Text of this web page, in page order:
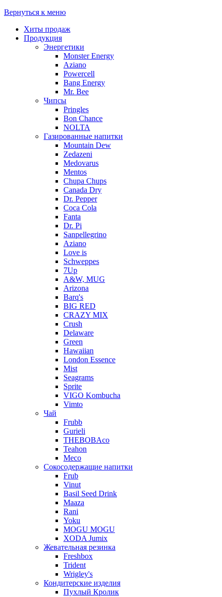
Вернуться к меню
Хиты продаж
Продукция
Энергетики
Monster Energy
Aziano
Powercell
Bang Energy
Mr. Bee
Чипсы
Pringles
Bon Chance
NOLTA
Газированные напитки
Mountain Dew
Zedazeni
Medovarus
Mentos
Chupa Chups
Canada Dry
Dr. Pepper
Coca Cola
Fanta
Dr. Pi
Sanpellegrino
Aziano
Love is
Schweppes
7Up
A&W, MUG
Arizona
Barq's
BIG RED
CRAZY MIX
Crush
Delaware
Green
Hawaiian
London Essence
Mist
Seagrams
Sprite
VIGO Kombucha
Vimto
Чай
Frubb
Gurieli
THEBOBAco
Teahon
Meco
Сокосодержащие напитки
Frub
Vinut
Basil Seed Drink
Maaza
Rani
Yoku
MOGU MOGU
XODA Jumix
Жевательная резинка
Freshbox
Trident
Wrigley's
Кондитерские изделия
Пухлый Кролик